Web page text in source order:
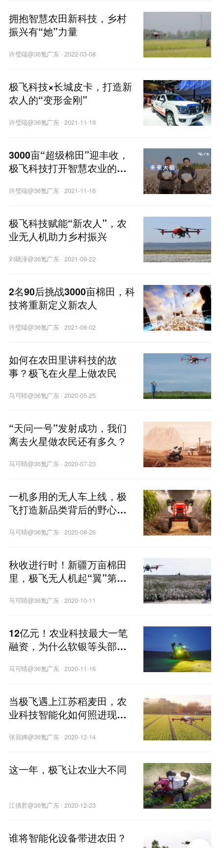
拥抱智慧农田新科技，乡村
振兴有“她”力量
许璧端@36氪广东· 2022-03-08
极飞科技×长城皮卡，打造新
农人的“变形金刚”
许璧端@36氪广东· 2021-11-19
3000亩“超级棉田”迎丰收，
极飞科技打开智慧农业的想
许璧端@36氪广东· 2021-11-16
极飞科技赋能“新农人”，农
业无人机助力乡村振兴
刘晓潼@36氪广东· 2021-09-22
2名90后挑战3000亩棉田，科
技将重新定义新农人
许璧端@36氪广东· 2021-08-02
如何在农田里讲科技的故
事？极飞在火星上做农民
马可晴@36氪广东· 2020-05-25
“天问一号”发射成功，我们
离去火星做农民还有多久？
马可晴@36氪广东· 2020-07-23
一机多用的无人车上线，极
飞打造新品类背后的野心是
马可晴@36氪广东· 2020-08-26
秋收进行时！新疆万亩棉田
里，极飞无人机起“翼”第五
马可晴@36氪广东· 2020-10-11
12亿元！农业科技最大一笔
融资，为什么软银等头部选
马可晴@36氪广东· 2020-11-16
当极飞遇上江苏稻麦田，农
业科技智能化如何照进现
张容婵@36氪广东· 2020-12-14
这一年，极飞让农业大不同
江倩君@36氪广东· 2020-12-23
谁将智能化设备带进农田？